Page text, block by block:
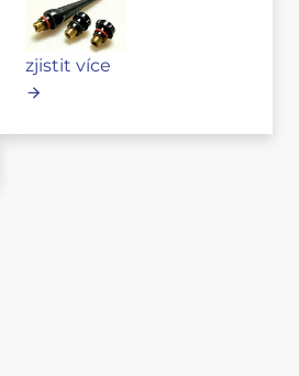
zjistit více